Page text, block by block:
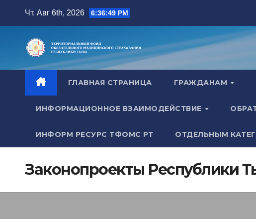
содержимому
Чт. Авг 6th, 2026 6:36:50 PM
ГЛАВНАЯ СТРАНИЦА ГРАЖДАНАМ
ИНФОРМАЦИОННОЕ ВЗАИМОДЕЙСТВИЕ
ИНФОРМ РЕСУРС ТФОМС РТ ОТДЕЛЬНЫМ
Законопроекты Республики